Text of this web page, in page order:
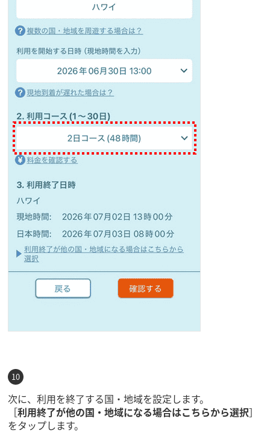
次に、利用を終了する国・地域を設定します。
［利用終了が他の国・地域になる場合はこちらから選択］
をタップします。